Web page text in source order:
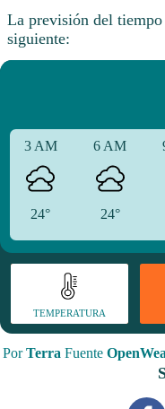
La previsión del tiempo
siguiente:
3 AM
24°
6 AM
24°
TEMPERATURA
PorTerra Fuente